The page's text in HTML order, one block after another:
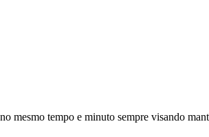
mesmo tempo e minuto sempre visando